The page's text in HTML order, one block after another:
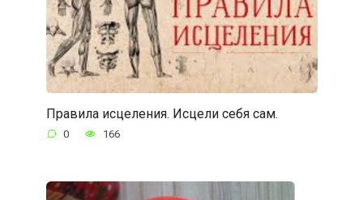
Правила исцеления. Исцели себя сам.
0 166